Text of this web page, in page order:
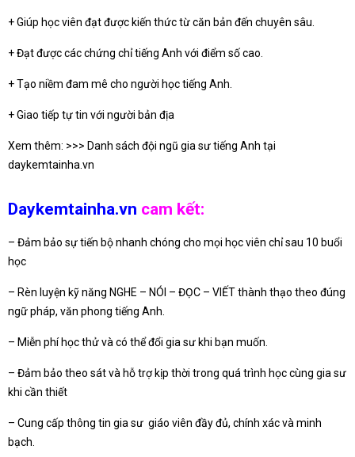
+ Giúp học viên đạt được kiến thức từ căn bản đến chuyên sâu.
+ Đạt được các chứng chỉ tiếng Anh với điểm số cao.
+ Tạo niềm đam mê cho người học tiếng Anh.
+ Giao tiếp tự tin với người bản địa
Xem thêm: >>> Danh sách đội ngũ gia sư tiếng Anh tại
daykemtainha.vn
Daykemtainha.vn cam kết:
– Đảm bảo sự tiến bộ nhanh chóng cho mọi học viên chỉ sau 10 buổi
học
– Rèn luyện kỹ năng NGHE – NÓI – ĐỌC – VIẾT thành thạo theo đúng
ngữ pháp, văn phong tiếng Anh.
– Miễn phí học thử và có thể đổi gia sư khi bạn muốn.
– Đảm bảo theo sát và hỗ trợ kịp thời trong quá trình học cùng gia sư
khi cần thiết
– Cung cấp thông tin gia sư giáo viên đầy đủ, chính xác và minh
bạch.